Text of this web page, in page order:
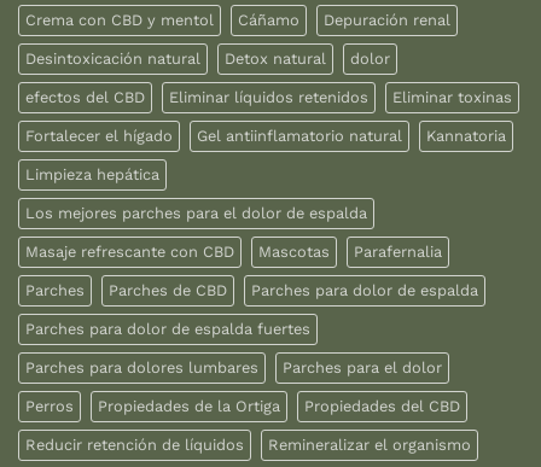
Crema con CBD y mentol Cáñamo Depuración renal
Desintoxicación natural Detox natural dolor
efectos del CBD Eliminar líquidos retenidos Eliminar toxinas
Fortalecer el hígado Gel antiinflamatorio natural Kannatoria
Limpieza hepática
Los mejores parches para el dolor de espalda
Masaje refrescante con CBD Mascotas Parafernalia
Parches Parches de CBD Parches para dolor de espalda
Parches para dolor de espalda fuertes
Parches para dolores lumbares Parches para el dolor
Perros Propiedades de la Ortiga Propiedades del CBD
Reducir retención de líquidos Remineralizar el organismo